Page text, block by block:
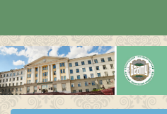
Skip
navigation